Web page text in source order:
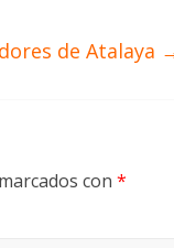
de Atalaya
con *